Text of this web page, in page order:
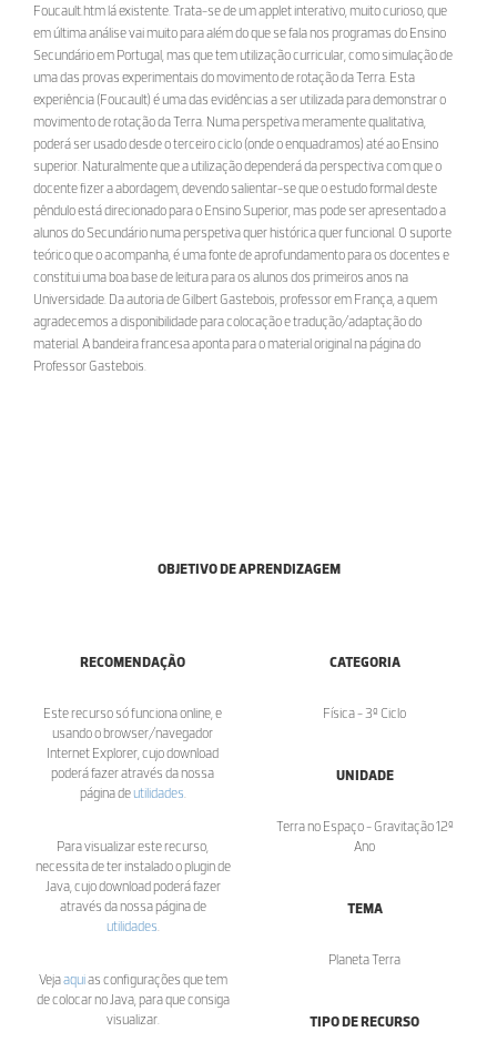
Foucault.htm lá existente. Trata-se de um applet interativo, muito curioso, que
em última análise vai muito para além do que se fala nos programas do Ensino
Secundário em Portugal, mas que tem utilização curricular, como simulação de
uma das provas experimentais do movimento de rotação da Terra. Esta
experiência (Foucault) é uma das evidências a ser utilizada para demonstrar o
movimento de rotação da Terra. Numa perspetiva meramente qualitativa,
poderá ser usado desde o terceiro ciclo (onde o enquadramos) até ao Ensino
superior. Naturalmente que a utilização dependerá da perspectiva com que o
docente fizer a abordagem, devendo salientar-se que o estudo formal deste
pêndulo está direcionado para o Ensino Superior, mas pode ser apresentado a
alunos do Secundário numa perspetiva quer histórica quer funcional. O suporte
teórico que o acompanha, é uma fonte de aprofundamento para os docentes e
constitui uma boa base de leitura para os alunos dos primeiros anos na
Universidade. Da autoria de Gilbert Gastebois, professor em França, a quem
agradecemos a disponibilidade para colocação e tradução/adaptação do
material. A bandeira francesa aponta para o material original na página do
Professor Gastebois.
OBJETIVO DE APRENDIZAGEM
RECOMENDAÇÃO
Este recurso só funciona online, e
usando o browser/navegador
Internet Explorer, cujo download
poderá fazer através da nossa
página deutilidades
Para visualizar este recurso,
necessita de ter instalado o plugin de
Java, cujo download poderá fazer
através da nossa página de
utilidades
Vejaaquias configurações que tem
de colocar no Java, para que consiga
visualizar.
CATEGORIA
Física - 3º Ciclo
UNIDADE
Terra no Espaço - Gravitação 12º
Ano
TEMA
Planeta Terra
TIPO DE RECURSO